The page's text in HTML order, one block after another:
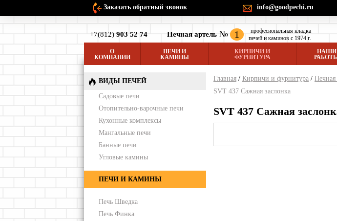
Заказать обратный звонок info@goodpechi.ru
+7(812) 903 52 74 Печная артель № 1
професиональная кладка
печей и каминов с 1974 г.
О
КОМПАНИИ
ПЕЧИ И
КАМИНЫ
КИРПИЧИ И
ФУРНИТУРА
НАШИ
Главная / Кирпичи и фурнитура /
SVT 437 Сажная заслонка
SVT 437 Сажная
ВИДЫ ПЕЧЕЙ
Садовые печи
Отопительно-варочные печи
Кухонные комплексы
Мангальные печи
Банные печи
Угловые камины
ПЕЧИ И КАМИНЫ
Печь Шведка
Печь Финка